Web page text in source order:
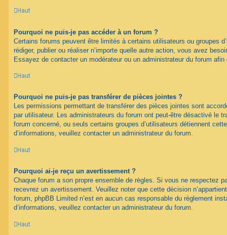
Haut
Pourquoi ne puis-je pas accéder à un forum ?
Certains forums peuvent être limités à certains utilisateurs ou groupes
rédiger, publier ou réaliser n’importe quelle autre action, vous avez
Essayez de contacter un modérateur ou un administrateur du forum
Haut
Pourquoi ne puis-je pas transférer de pièces jointes ?
Les permissions permettant de transférer des pièces jointes sont
par utilisateur. Les administrateurs du forum ont peut-être désactivé le
forum concerné, ou seuls certains groupes d’utilisateurs détiennent
d’informations, veuillez contacter un administrateur du forum.
Haut
Pourquoi ai-je reçu un avertissement ?
Chaque forum a son propre ensemble de règles. Si vous ne respectez
recevrez un avertissement. Veuillez noter que cette décision
forum, phpBB Limited n’est en aucun cas responsable du règlement
d’informations, veuillez contacter un administrateur du forum.
Haut